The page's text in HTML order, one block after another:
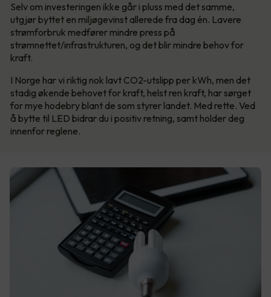
Selv om investeringen ikke går i pluss med det samme,
utgjør byttet en miljøgevinst allerede fra dag én. Lavere
strømforbruk medfører mindre press på
strømnettet/infrastrukturen, og det blir mindre behov for
kraft.
I Norge har vi riktig nok lavt CO2-utslipp per kWh, men det
stadig økende behovet for kraft, helst ren kraft, har sørget
for mye hodebry blant de som styrer landet. Med rette. Ved
å bytte til LED bidrar du i positiv retning, samt holder deg
innenfor reglene.